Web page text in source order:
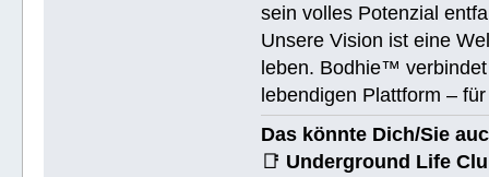
sein volles Potenzial
Unsere Vision ist eine
leben. Bodhie™
lebendigen Plattform –
Das könnte Dich/Sie
📑 Underground Life